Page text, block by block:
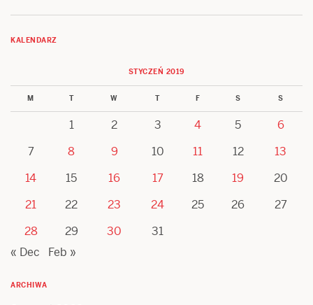
KALENDARZ
STYCZEŃ 2019
M T W T F S S
1 2 3 4 5
6
7
8 9 10 11 12
13
14
15 16 17 18 19
20
21
22 23 24 25 26
27
28
29 30
31
« Dec
Feb »
ARCHIWA